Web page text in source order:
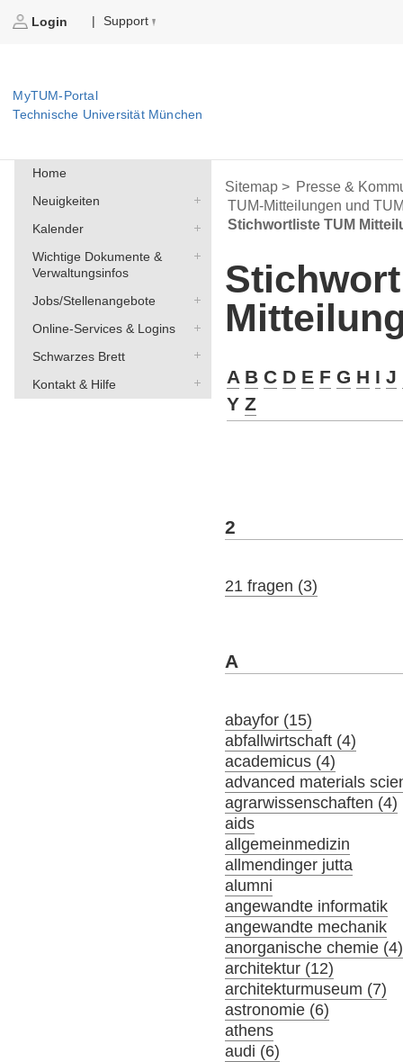
Login | Support
MyTUM-Portal
Technische Universität München
Home
Neuigkeiten
Kalender
Wichtige Dokumente &
Verwaltungsinfos
Jobs/Stellenangebote
Online-Services & Logins
Schwarzes Brett
Kontakt & Hilfe
Sitemap > Presse &
TUM-Mitteilungen und
Stichwortliste TUM
A B C D E F G H I J
Y Z
2
21 fragen (3)
A
abayfor (15)
abfallwirtschaft (4)
academicus (4)
advanced materials
agrarwissenschaften (4)
aids
allgemeinmedizin
allmendinger jutta
alumni
angewandte informatik
angewandte mechanik
anorganische chemie (4)
architektur (12)
architekturmuseum (7)
astronomie (6)
athens
audi (6)